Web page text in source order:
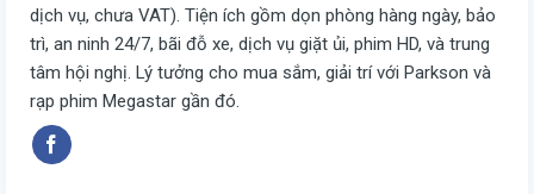
dịch vụ, chưa VAT). Tiện ích gồm dọn phòng hàng ngày, bảo
trì, an ninh 24/7, bãi đỗ xe, dịch vụ giặt ủi, phim HD, và trung
tâm hội nghị. Lý tưởng cho mua sắm, giải trí với Parkson và
rạp phim Megastar gần đó.